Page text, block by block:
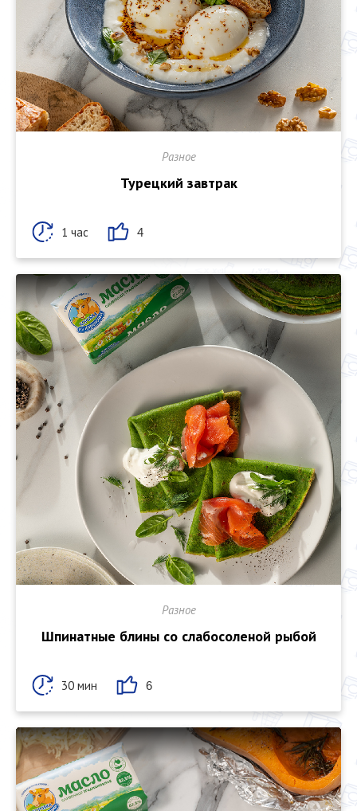
Разное
Турецкий завтрак
1 час 4
Разное
Шпинатные блины со слабосоленой рыбой
30 мин 6